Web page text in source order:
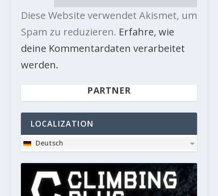
Diese Website verwendet Akismet, um
Spam zu reduzieren. Erfahre, wie
deine Kommentardaten verarbeitet
werden.
PARTNER
LOCALIZATION
Deutsch